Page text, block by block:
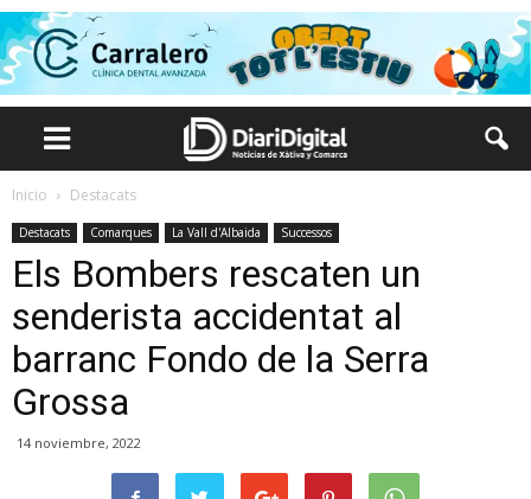
Inicio Destacats
Destacats Comarques La Vall d'Albaida Successos
Els Bombers rescaten un
senderista accidentat al
barranc Fondo de la Serra
Grossa
14 noviembre, 2022